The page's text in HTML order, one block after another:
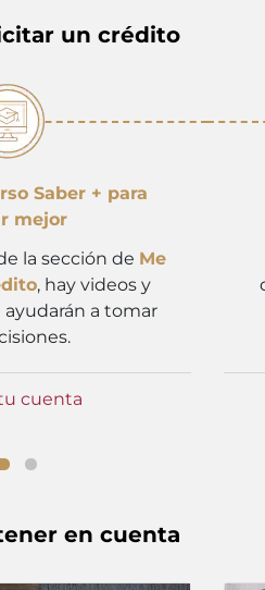
un crédito
Saber + para
mejor
la sección de Me
, hay videos y
a tomar
cuenta
en cuenta